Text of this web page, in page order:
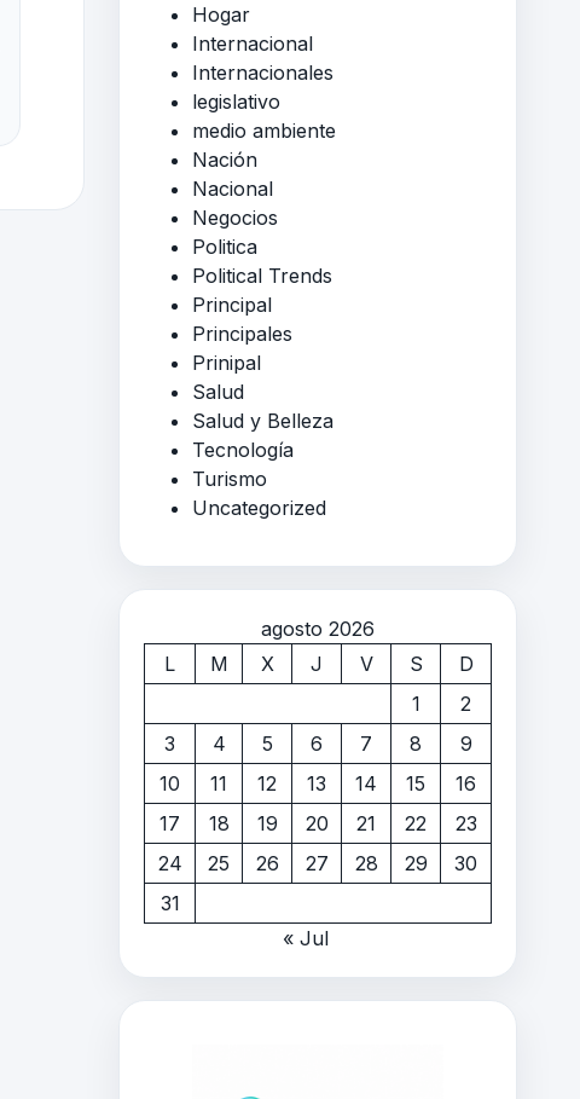
Hogar
Internacional
Internacionales
legislativo
medio ambiente
Nación
Nacional
Negocios
Politica
Political Trends
Principal
Principales
Prinipal
Salud
Salud y Belleza
Tecnología
Turismo
Uncategorized
agosto 2026
L
M X J V S
D
1
2
3
4 5 6 7 8
9
10
11 12 13 14 15
16
17
18 19 20 21 22
23
24
25 26 27 28 29
30
31
« Jul